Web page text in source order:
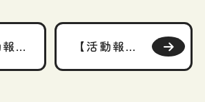
【活動報告】楽天証券の投資情報メディア「トウシル」にて記事「オールカントリー・S＆P500など、実はインフレに有効な「外貨建て資産」！」が掲載されました！ 【活動報告】auのiDeCo「マネーのレシピ」にて「知っておきたい年金から引かれるお金と年金の手取り額」が掲載されました！